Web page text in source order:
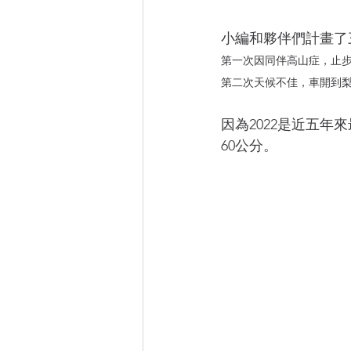
小編和夥伴們計畫
第一次因同伴高山症，止
第二次天候不佳，車開到
因為2022是近五年
60公分。